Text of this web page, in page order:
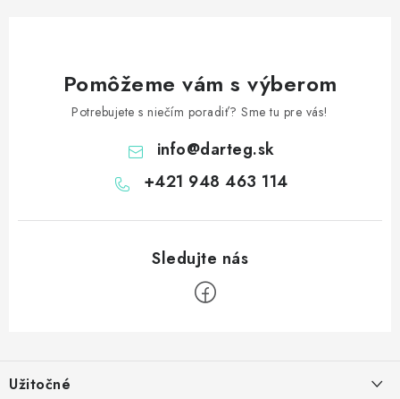
Pomôžeme vám s výberom
Potrebujete s niečím poradiť? Sme tu pre vás!
info@darteg.sk
+421 948 463 114
Užitočné